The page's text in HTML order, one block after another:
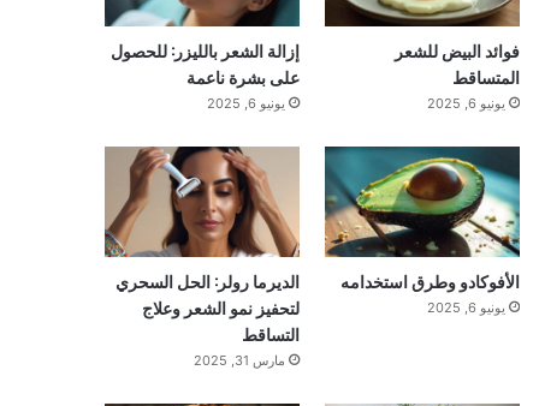
فوائد البيض للشعر
المتساقط
يونيو 6, 2025
إزالة الشعر بالليزر: للحصول
على بشرة ناعمة
يونيو 6, 2025
الأفوكادو وطرق استخدامه
يونيو 6, 2025
الديرما رولر: الحل السحري
لتحفيز نمو الشعر وعلاج
التساقط
مارس 31, 2025